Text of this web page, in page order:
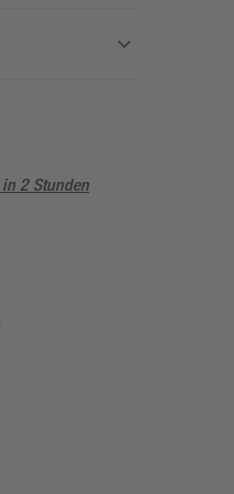
2 Stunden